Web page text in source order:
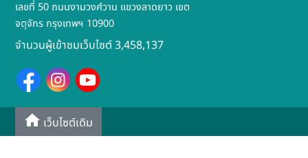
เลขที่ 50 ถนนงามวงศ์วาน แขวงลาดยาว เขต
จตุจักร กรุงเทพฯ 10900
จำนวนผู้เข้าชมเว็บไซต์ 3,458,137
เว็บไซต์เดิม